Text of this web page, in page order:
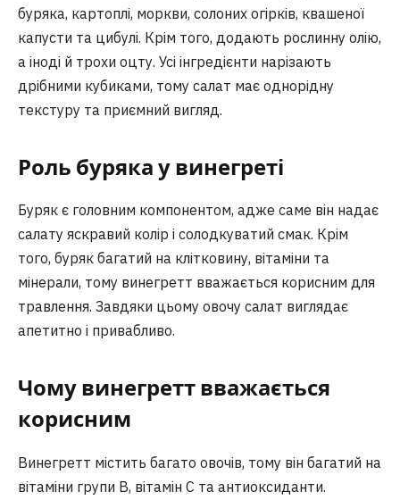
буряка, картоплі, моркви, солоних огірків, квашеної
капусти та цибулі. Крім того, додають рослинну олію,
а іноді й трохи оцту. Усі інгредієнти нарізають
дрібними кубиками, тому салат має однорідну
текстуру та приємний вигляд.
Роль буряка у винегреті
Буряк є головним компонентом, адже саме він надає
салату яскравий колір і солодкуватий смак. Крім
того, буряк багатий на клітковину, вітаміни та
мінерали, тому винегретт вважається корисним для
травлення. Завдяки цьому овочу салат виглядає
апетитно і привабливо.
Чому винегретт вважається
корисним
Винегретт містить багато овочів, тому він багатий на
вітаміни групи B, вітамін C та антиоксиданти.